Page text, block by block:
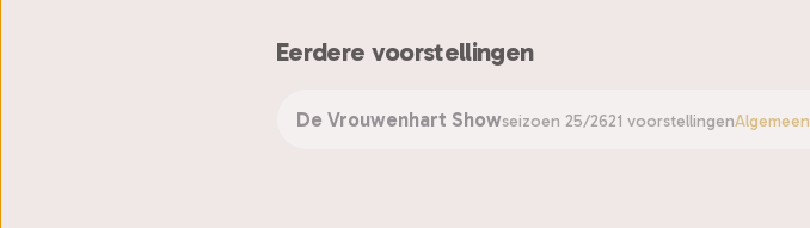
Eerdere voorstellingen
De Vrouwenhart Showseizoen 25/2621 voorstellingenAlgemeen